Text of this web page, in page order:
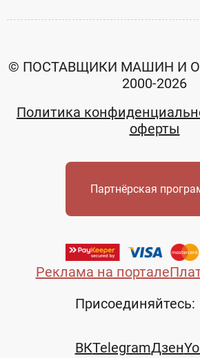
Реклама на портале
© ПОСТАВЩИКИ МАШИН И
2000-2026
Политика
оферты
Партнёрская
Присоединяйтесь:
ВКTelegramДзен